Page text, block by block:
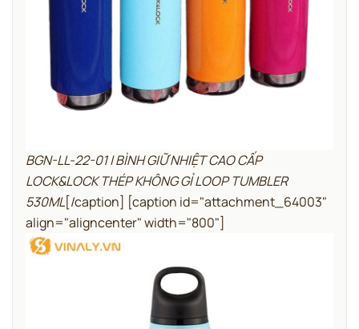
BGN-LL-22-01 | BÌNH GIỮ NHIỆT CAO CẤP
LOCK&LOCK THÉP KHÔNG GỈ LOOP TUMBLER
530ML[/caption] [caption id="attachment_64003"
align="aligncenter" width="800"]